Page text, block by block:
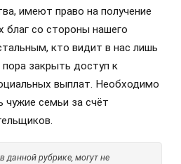
имеют право на получение
благ со стороны нашего
кто видит в нас лишь
пора закрыть доступ к
выплат. Необходимо
семьи за счёт
рубрике, могут не